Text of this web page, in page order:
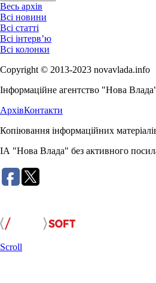
Весь архів
Всі новини
Всі статті
Всі інтерв’ю
Всі колонки
Copyright © 2013-2023 novavlada.info
Інформаційне агентство "Нова
АрхівКонтакти
Копіювання інформаційних
ІА "Нова Влада" без активного
Scroll